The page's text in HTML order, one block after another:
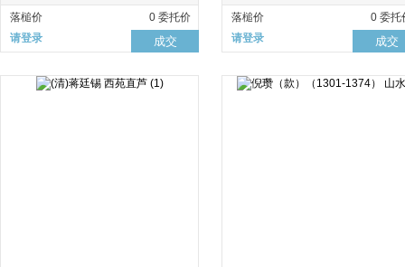
落槌价
0 委托价
请登录
成交
落槌价
0 委托
请登录
成交